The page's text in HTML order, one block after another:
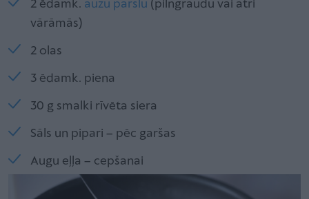
2 ēdamk. auzu pārslu (pilngraudu vai ātri
vārāmās)
2 olas
3 ēdamk. piena
30 g smalki rīvēta siera
Sāls un pipari – pēc garšas
Augu eļļa – cepšanai